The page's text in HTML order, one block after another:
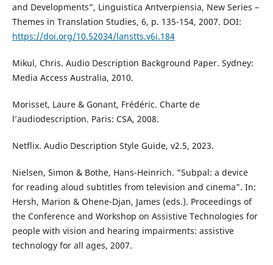
and Developments”, Linguistica Antverpiensia, New Series –
Themes in Translation Studies, 6, p. 135-154, 2007. DOI:
https://doi.org/10.52034/lanstts.v6i.184
Mikul, Chris. Audio Description Background Paper. Sydney:
Media Access Australia, 2010.
Morisset, Laure & Gonant, Frédéric. Charte de
l’audiodescription. Paris: CSA, 2008.
Netflix. Audio Description Style Guide, v2.5, 2023.
Nielsen, Simon & Bothe, Hans-Heinrich. “Subpal: a device
for reading aloud subtitles from television and cinema”. In:
Hersh, Marion & Ohene-Djan, James (eds.). Proceedings of
the Conference and Workshop on Assistive Technologies for
people with vision and hearing impairments: assistive
technology for all ages, 2007.